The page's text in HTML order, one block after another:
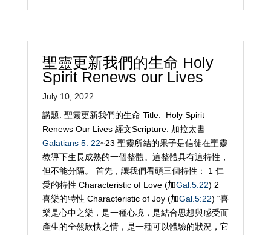
聖靈更新我們的生命 Holy
Spirit Renews our Lives
July 10, 2022
講題: 聖靈更新我們的生命 Title: Holy Spirit
Renews Our Lives 經文Scripture: 加拉太書
Galatians 5: 22~23 聖靈所結的果子是信徒在聖靈
教導下生長成熟的一個整體。這整體具有這特性，
但不能分隔。 首先，讓我們看頭三個特性： 1 仁
愛的特性 Characteristic of Love (加Gal.5:22) 2
喜樂的特性 Characteristic of Joy (加Gal.5:22) “喜
樂是心中之樂，是一種心境，是結合思想與感受而
產生的全然欣快之情，是一種可以體驗的狀況，它